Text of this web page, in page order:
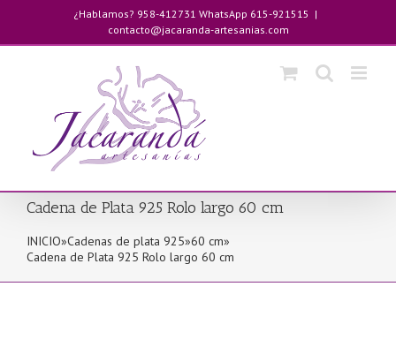
contenido
¿Hablamos? 958-412731 WhatsApp 615-921515 |
contacto@jacaranda-artesanias.com
Cadena de Plata 925 Rolo largo 60 cm
INICIO»Cadenas de plata 925»60 cm»
Cadena de Plata 925 Rolo largo 60 cm